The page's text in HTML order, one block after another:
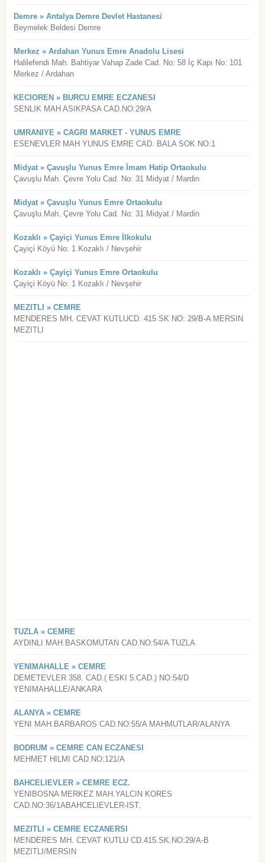
Demre » Antalya Demre Devlet Hastanesi
Beymelek Beldesi Demre
Merkez » Ardahan Yunus Emre Anadolu Lisesi
Halilefendi Mah. Bahtiyar Vahap Zade Cad. No: 58 İç Kapı No: 101
Merkez / Ardahan
KECIOREN » BURCU EMRE ECZANESI
SENLIK MAH ASIKPASA CAD.NO:29/A
UMRANIYE » CAGRI MARKET - YUNUS EMRE
ESENEVLER MAH YUNUS EMRE CAD. BALA SOK NO:1
Midyat » Çavuşlu Yunus Emre İmam Hatip Ortaokulu
Çavuşlu Mah. Çevre Yolu Cad. No: 31 Midyat / Mardin
Midyat » Çavuşlu Yunus Emre Ortaokulu
Çavuşlu Mah. Çevre Yolu Cad. No: 31 Midyat / Mardin
Kozaklı » Çayiçi Yunus Emre İlkokulu
Çayiçi Köyü No: 1 Kozaklı / Nevşehir
Kozaklı » Çayiçi Yunus Emre Ortaokulu
Çayiçi Köyü No: 1 Kozaklı / Nevşehir
MEZITLI » CEMRE
MENDERES MH. CEVAT KUTLUCD. 415 SK NO: 29/B-A MERSIN
MEZITLI
TUZLA » CEMRE
AYDINLI MAH.BASKOMUTAN CAD.NO:54/A TUZLA
YENIMAHALLE » CEMRE
DEMETEVLER 358. CAD.( ESKI 5.CAD.) NO:54/D
YENIMAHALLE/ANKARA
ALANYA » CEMRE
YENI MAH.BARBAROS CAD.NO:55/A MAHMUTLAR/ALANYA
BODRUM » CEMRE CAN ECZANESI
MEHMET HILMI CAD.NO:121/A
BAHCELIEVLER » CEMRE ECZ.
YENIBOSNA MERKEZ MAH.YALCIN KORES
CAD.NO:36/1ABAHCELIEVLER-IST.
MEZITLI » CEMRE ECZANERSI
MENDERES MH. CEVAT KUTLU CD.415.SK.NO:29/A-B
MEZITLI/MERSIN